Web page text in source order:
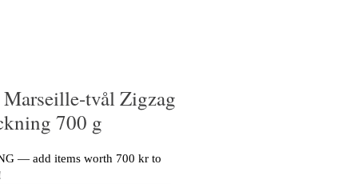
tvål Zigzag
700 g
— add items worth 700 kr to